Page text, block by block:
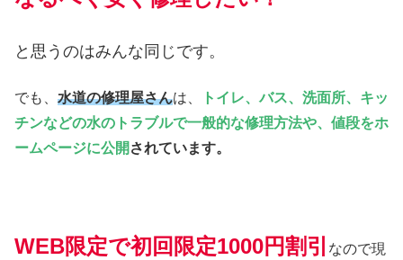
と思うのはみんな同じです。
でも、 水道の修理屋さんは、
トイレ、バス、洗面所、キッ
チンなどの水のトラブルで一般的な修理方法や、値段をホ
ームページに公開 されています。
WEB限定で初回限定1000円割引
なので現